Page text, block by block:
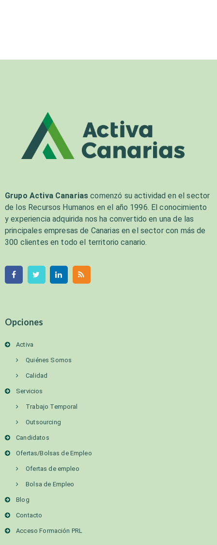
Grupo Activa Canarias comenzó su actividad en el sector
de los Recursos Humanos en el año 1996. El conocimiento
y experiencia adquirida nos ha convertido en una de las
principales empresas de Canarias en el sector con más de
300 clientes en todo el territorio canario.
Opciones
Activa
Quiénes Somos
Calidad
Servicios
Trabajo Temporal
Outsourcing
Candidatos
Ofertas/Bolsas de Empleo
Ofertas de empleo
Bolsa de Empleo
Blog
Contacto
Acceso Formación PRL